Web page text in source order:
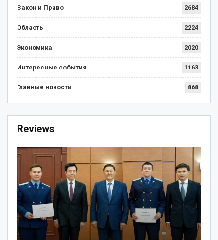
Закон и Право 2684
Область 2224
Экономика 2020
Интересные события 1163
Главные новости 868
Reviews